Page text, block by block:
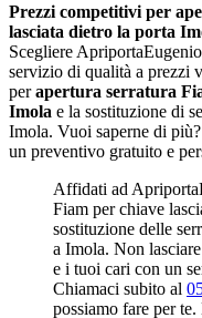
Prezzi competitivi per
lasciata dietro la porta
Scegliere
servizio di qualità a prezzi
perapertura serratura
Imola e la sostituzione di
Imola. Vuoi saperne di più?
un preventivo gratuito e
Affidati ad
Fiam per chiave
sostituzione delle
a Imola. Non
e i tuoi cari con un
Chiamaci subito al
possiamo fare per